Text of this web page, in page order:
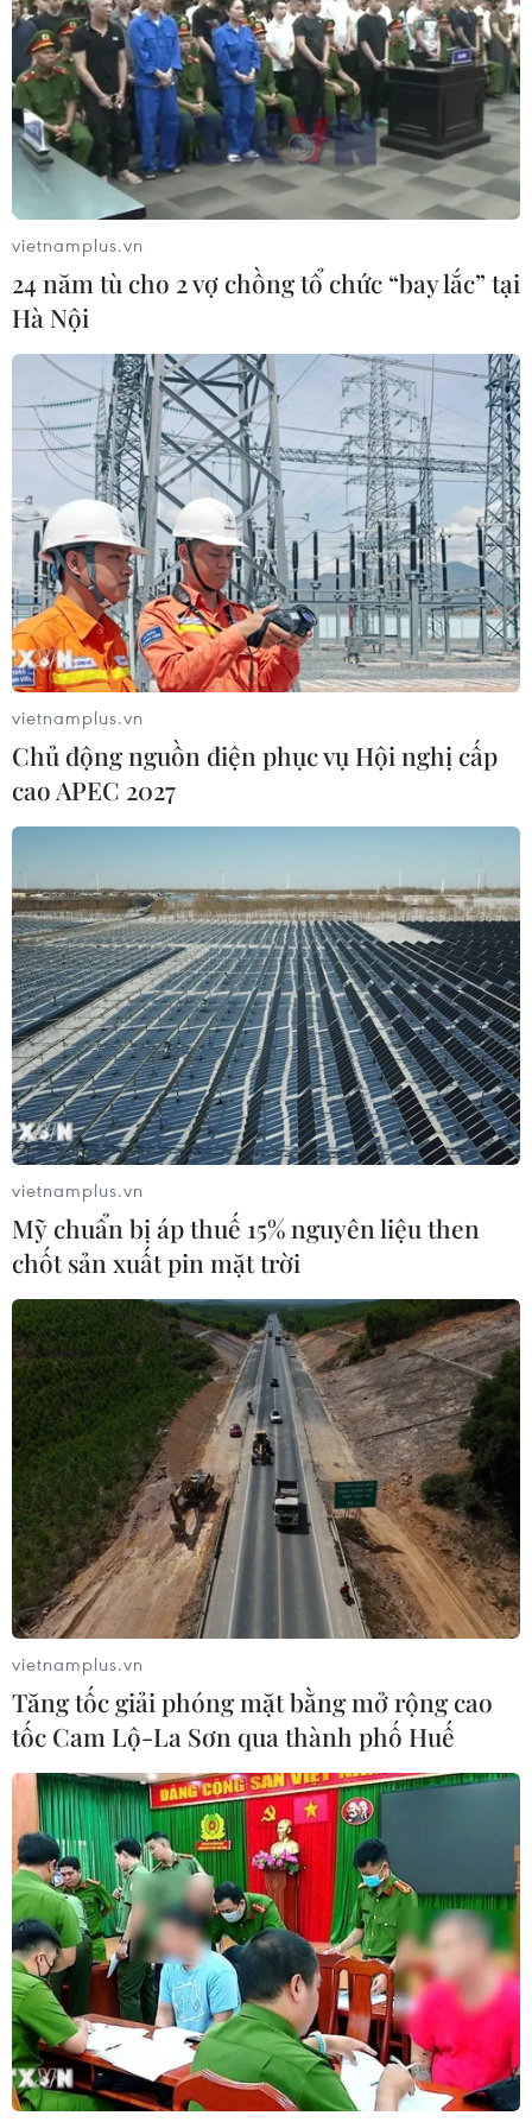
vietnamplus.vn
24 năm tù cho 2 vợ chồng tổ chức “bay lắc” tại
Hà Nội
vietnamplus.vn
Chủ động nguồn điện phục vụ Hội nghị cấp
cao APEC 2027
vietnamplus.vn
Mỹ chuẩn bị áp thuế 15% nguyên liệu then
chốt sản xuất pin mặt trời
vietnamplus.vn
Tăng tốc giải phóng mặt bằng mở rộng cao
tốc Cam Lộ-La Sơn qua thành phố Huế